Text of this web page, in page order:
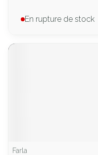
En rupture de stock
Farla